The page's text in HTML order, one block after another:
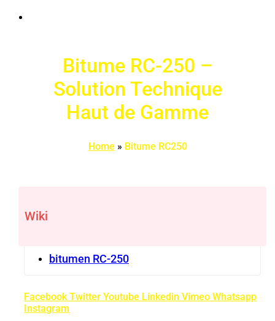
Bitume RC-250 –
Solution Technique
Haut de Gamme
Home » Bitume RC250
Wiki
bitumen RC-250
Facebook Twitter Youtube Linkedin Vimeo Whatsapp
Instagram